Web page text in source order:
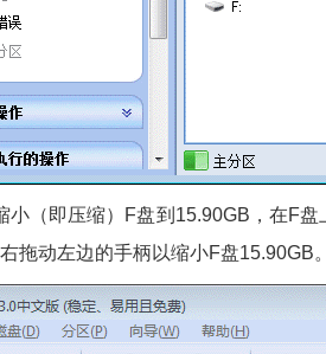
小（即压缩）F盘到15.90GB，在F
拖动左边的手柄以缩小F盘15.90GB。